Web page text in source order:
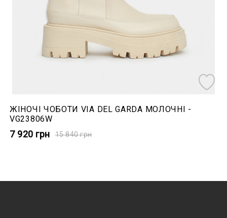
ЖІНОЧІ ЧОБОТИ VIA DEL GARDA МОЛОЧНІ -
VG23806W
7 920 грн 15 840грн